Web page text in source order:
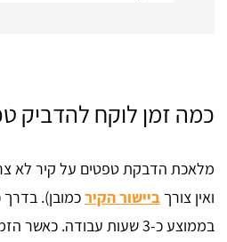
כמה זמן לוקח להדביק
מלאכת הדבקת טפטים על קיר לא
ואין צורך ביישור הקירכמובן). בדרך